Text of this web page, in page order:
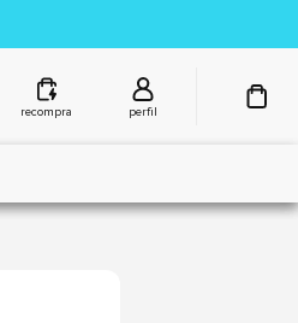
recompra perfil